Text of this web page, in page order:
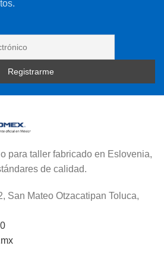
para taller fabricado en Eslovenia,
de calidad.
San Mateo Otzacatipan Toluca,